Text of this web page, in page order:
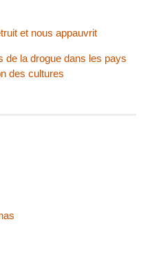
et nous appauvrit
la drogue dans les pays
des cultures